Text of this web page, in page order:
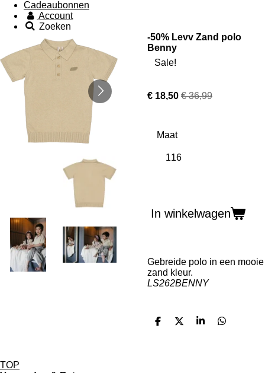
Cadeaubonnen
Account
Zoeken
-50% Levv Zand polo
Benny
Sale!
€ 18,50 € 36,99
Maat
In winkelwagen
Gebreide polo in een mooie
zand kleur.
LS262BENNY
D
D
S
D
TOP